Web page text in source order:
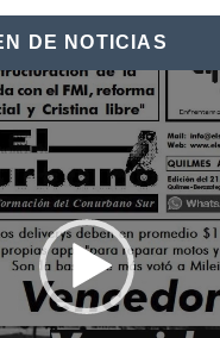
DE NOTICIAS